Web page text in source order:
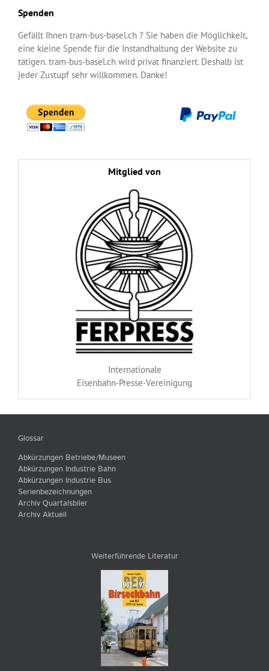
Spenden
Gefällt Ihnen tram-bus-basel.ch ? Sie haben die Möglichkeit,
eine kleine Spende für die Instandhaltung der Website zu
tätigen. tram-bus-basel.ch wird privat finanziert. Deshalb ist
jeder Zustupf sehr willkommen. Danke!
Mitglied von
Internationale
Eisenbahn-Presse-Vereinigung
Glossar
Abkürzungen Betriebe/Museen
Abkürzungen Industrie Bahn
Abkürzungen Industrie Bus
Serienbezeichnungen
Archiv Quartalsbiler
Archiv Aktuell
Weiterführende Literatur